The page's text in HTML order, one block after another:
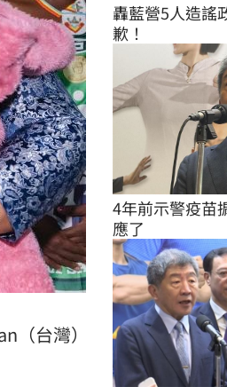
台灣）
轟藍營5人造謠
歉！
4年前示警疫苗
應了